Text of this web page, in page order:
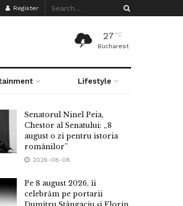
Register
27 °C
Bucharest
Lifestyle
Senatorul Ninel Peia,
Chestor al Senatului: „8
august o zi pentru istoria
românilor”
2026-08-08
Pe 8 august 2026, îi
celebrăm pe portarii